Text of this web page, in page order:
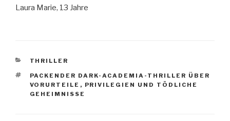
Laura Marie, 13 Jahre
KATEGORIEN
THRILLER
SCHLAGWÖRTER
PACKENDER DARK-ACADEMIA-THRILLER ÜBER
VORURTEILE , PRIVILEGIEN UND TÖDLICHE
GEHEIMNISSE